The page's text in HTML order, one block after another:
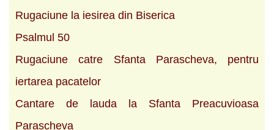
Rugaciune la iesirea din Biserica
Psalmul 50
Rugaciune catre Sfanta Parascheva, pentru
iertarea pacatelor
Cantare de lauda la Sfanta Preacuvioasa
Parascheva